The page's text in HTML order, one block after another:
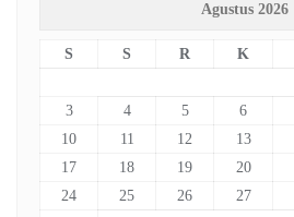
Agustus 2026
S S R K
3
4 5 6
10
11 12 13
17
18 19 20
24
25 26 27